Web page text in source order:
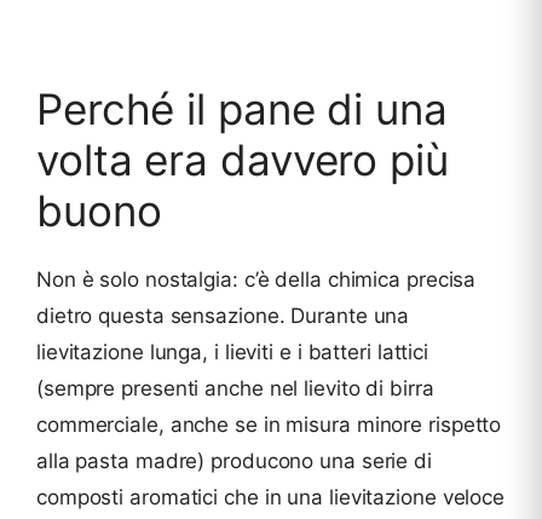
Perché il pane di una
volta era davvero più
buono
Non è solo nostalgia: c’è della chimica precisa
dietro questa sensazione. Durante una
lievitazione lunga, i lieviti e i batteri lattici
(sempre presenti anche nel lievito di birra
commerciale, anche se in misura minore rispetto
alla pasta madre) producono una serie di
composti aromatici che in una lievitazione veloce